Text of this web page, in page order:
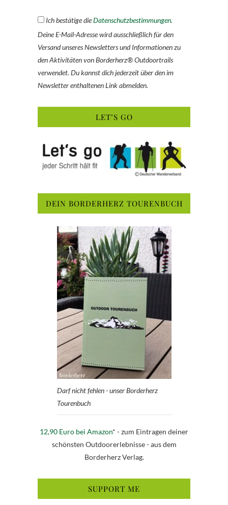
Ich bestätige dieDatenschutzbestimmungen.
Deine E-Mail-Adresse wird ausschließlich für den
Versand unseres Newsletters und Informationen zu
den Aktivitäten von Borderherz® Outdoortrails
verwendet. Du kannst dich jederzeit über den im
Newsletter enthaltenen Link abmelden.
LET’S GO
DEIN BORDERHERZ TOURENBUCH
Darf nicht fehlen - unser Borderherz
Tourenbuch
12,90 Euro bei Amazon* - zum Eintragen deiner
schönsten Outdoorerlebnisse - aus dem
Borderherz Verlag.
SUPPORT ME